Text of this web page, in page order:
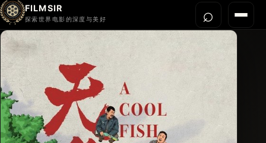
FILMSIR
探索世界电影的深度与美好 菜单
首页
今晚看什么
世界电影节
导演宇宙
影片库
⌕打开